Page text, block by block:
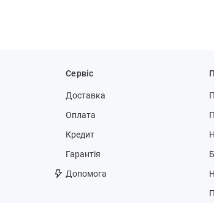
Сервіс
Доставка
Оплата
Кредит
Гарантія
Допомога